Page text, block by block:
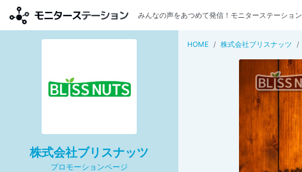
みんなの声をあつめて発信！モニターステーション
HOME 株式会社ブリスナッツ
株式会社ブリスナッツ
プロモーションページ